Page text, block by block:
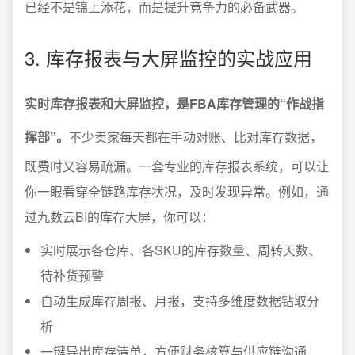
已经不是锦上添花，而是提升竞争力的必备武器。
3. 库存报表与大屏监控的实战应用
实时库存报表和大屏监控，是FBA库存管理的“作战指
挥部”。 不少卖家每天都在手动对账、比对库存数据，
既费时又容易疏漏。一套专业的库存报表系统，可以让
你一眼看穿全链路库存状况，及时发现异常。例如，通
过九数云BI的库存大屏，你可以：
实时展示各仓库、各SKU的库存数量、周转天数、
待补货预警
自动生成库存周报、月报，支持多维度数据钻取分
析